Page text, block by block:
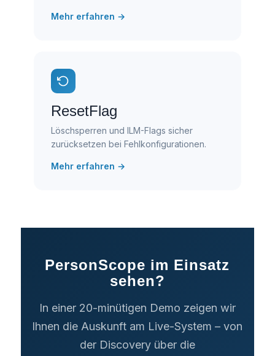
Mehr erfahren →
ResetFlag
Löschsperren und ILM-Flags sicher
zurücksetzen bei Fehlkonfigurationen.
Mehr erfahren →
PersonScope im Einsatz
sehen?
In einer 20-minütigen Demo zeigen wir
Ihnen die Auskunft am Live-System – von
der Discovery über die